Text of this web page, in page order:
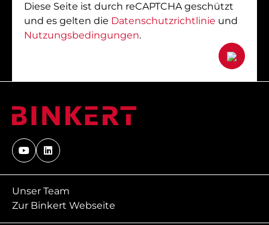
Diese Seite ist durch reCAPTCHA geschützt
und es gelten die Datenschutzrichtlinie und
Nutzungsbedingungen.
Unser Team
Zur Binkert Webseite